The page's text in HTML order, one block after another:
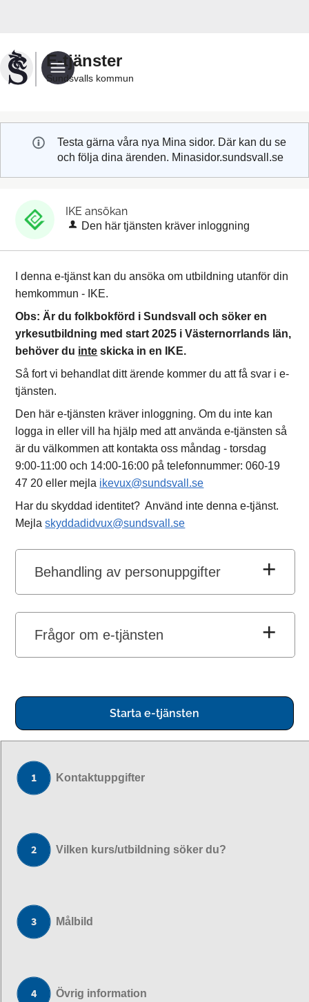
Sundsvalls
kommuns
e-
E-tjänster
Sundsvalls kommun
Testa gärna våra nya Mina sidor. Där kan du se
och följa dina ärenden. Minasidor.sundsvall.se
IKE ansökan
Den här tjänsten kräver inloggning
I denna e-tjänst kan du ansöka om utbildning utanför din
hemkommun - IKE.
Obs: Är du folkbokförd i Sundsvall och söker en
yrkesutbildning med start 2025 i Västernorrlands län,
behöver du inte skicka in en IKE.
Så fort vi behandlat ditt ärende kommer du att få svar i e-
tjänsten.
Den här e-tjänsten kräver inloggning. Om du inte kan
logga in eller vill ha hjälp med att använda e-tjänsten så
är du välkommen att kontakta oss måndag - torsdag
9:00-11:00 och 14:00-16:00 på telefonnummer: 060-19
47 20 eller mejla ikevux@sundsvall.se
Har du skyddad identitet? Använd inte denna e-tjänst.
Mejlaskyddadidvux@sundsvall.se
Behandling av personuppgifter
Frågor om e-tjänsten
Starta e-tjänsten
Kontaktuppgifter
Vilken kurs/utbildning söker du?
Målbild
Övrig information